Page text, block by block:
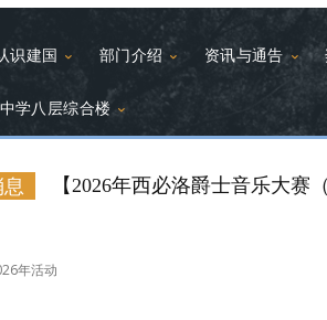
识建国 部门介绍 资讯与通告
学八层综合楼
【2026年西必洛爵士音乐大赛
年活动